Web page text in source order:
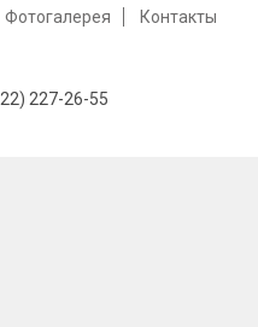
Фотогалерея Контакты
227-26-55